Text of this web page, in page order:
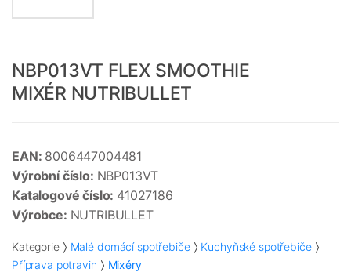
NBP013VT FLEX SMOOTHIE
MIXÉR NUTRIBULLET
EAN: 8006447004481
Výrobní číslo: NBP013VT
Katalogové číslo: 41027186
Výrobce: NUTRIBULLET
Kategorie Malé domácí spotřebiče
Kuchyňské spotřebiče
Příprava potravin
Mixéry